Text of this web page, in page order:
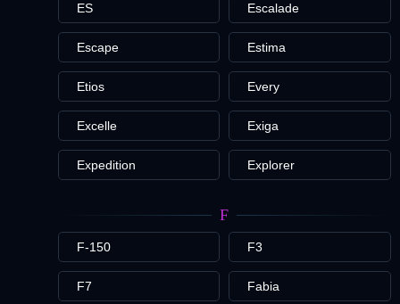
ES Escalade
Escape Estima
Etios Every
Excelle Exiga
Expedition Explorer
F
F-150 F3
F7 Fabia